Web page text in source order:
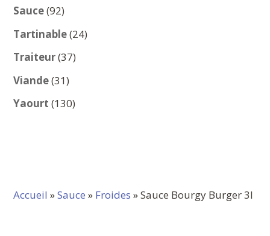
Sauce 9292
produits
Tartinable 2424
Traiteur 3737
Viande 3131
produits
Yaourt 130130
Accueil »Sauce » Froides » Sauce Bourgy Burger 3l